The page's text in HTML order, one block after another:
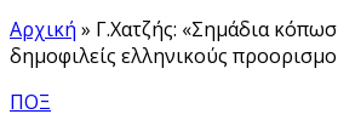
Αρχική » Γ.Χατζής: «Σημάδια
δημοφιλείς ελληνικούς
ΠΟΞ